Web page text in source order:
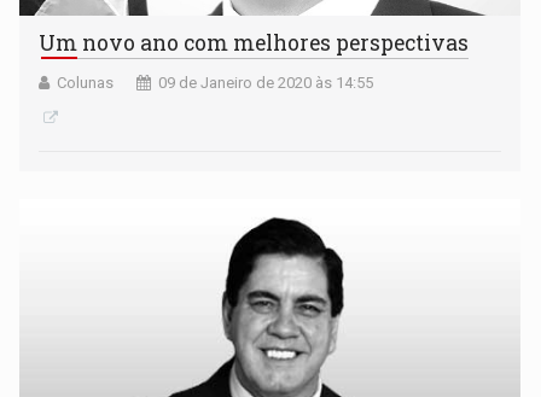
Um novo ano com melhores perspectivas
Colunas 09 de Janeiro de 2020 às 14:55